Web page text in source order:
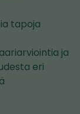
tapoja
ja
eri